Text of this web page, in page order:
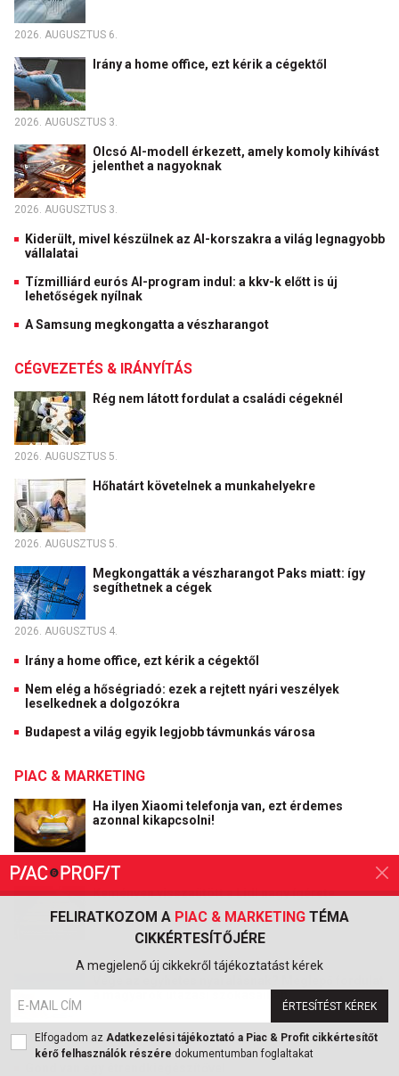
FELIRATKOZOM A PIAC & MARKETING TÉMA
CIKKÉRTESÍTŐJÉRE
A megjelenő új cikkekről tájékoztatást kérek
ÉRTESÍTÉST KÉREK
Elfogadom az Adatkezelési tájékoztató a Piac & Profit cikkértesítőt
kérő felhasználók részére dokumentumban foglaltakat
2026. AUGUSZTUS 6.
Irány a home office, ezt kérik a cégektől
2026. AUGUSZTUS 3.
Olcsó AI-modell érkezett, amely komoly kihívást
jelenthet a nagyoknak
2026. AUGUSZTUS 3.
Kiderült, mivel készülnek az AI-korszakra a világ legnagyobb
vállalatai
Tízmilliárd eurós AI-program indul: a kkv-k előtt is új
lehetőségek nyílnak
A Samsung megkongatta a vészharangot
CÉGVEZETÉS & IRÁNYÍTÁS
Rég nem látott fordulat a családi cégeknél
2026. AUGUSZTUS 5.
Hőhatárt követelnek a munkahelyekre
2026. AUGUSZTUS 5.
Megkongatták a vészharangot Paks miatt: így
segíthetnek a cégek
2026. AUGUSZTUS 4.
Irány a home office, ezt kérik a cégektől
Nem elég a hőségriadó: ezek a rejtett nyári veszélyek
leselkednek a dolgozókra
Budapest a világ egyik legjobb távmunkás városa
PIAC & MARKETING
Ha ilyen Xiaomi telefonja van, ezt érdemes
azonnal kikapcsolni!
2026. AUGUSZTUS 5.
Keményen visszaütött a Lidl nagy ígérete
2026. AUGUSZTUS 1.